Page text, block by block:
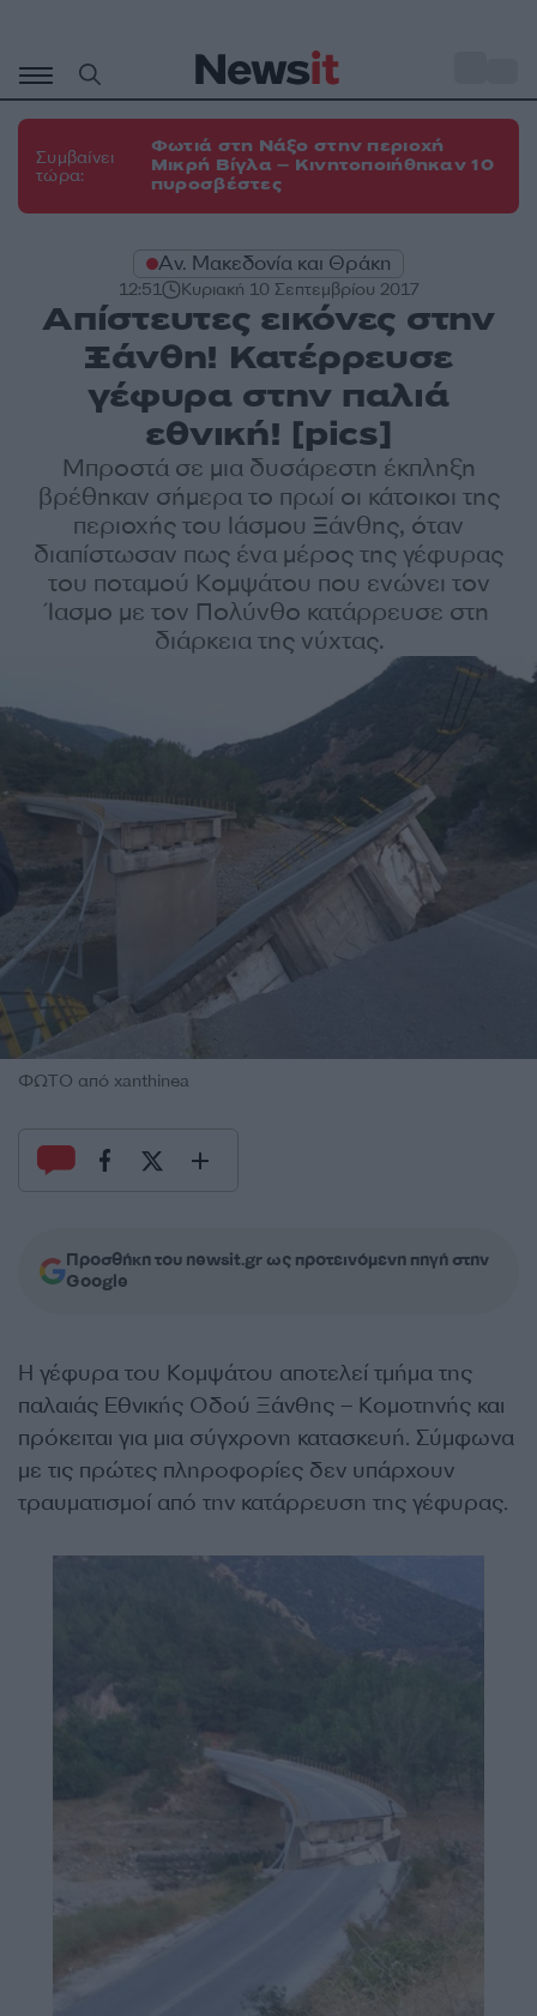
περιεχόμενο
Συμβαίνει
τώρα:
Φωτιά στη Νάξο στην περιοχή
Μικρή Βίγλα – Κινητοποιήθηκαν 10
πυροσβέστες
Αν. Μακεδονία και Θράκη
12:51 Κυριακή 10 Σεπτεμβρίου 2017
Απίστευτες εικόνες στην
Ξάνθη! Κατέρρευσε
γέφυρα στην παλιά
εθνική! [pics]
Μπροστά σε μια δυσάρεστη έκπληξη
βρέθηκαν σήμερα το πρωί οι κάτοικοι της
περιοχής του Ιάσμου Ξάνθης, όταν
διαπίστωσαν πως ένα μέρος της γέφυρας
του ποταμού Κομψάτου που ενώνει τον
Ίασμο με τον Πολύνθο κατάρρευσε στη
διάρκεια της νύχτας.
ΦΩΤΟ από xanthinea
Προσθήκη του newsit.gr ως προτεινόμενη πηγή στην
Google
Η γέφυρα του Κομψάτου αποτελεί τμήμα της
παλαιάς Εθνικής Οδού Ξάνθης – Κομοτηνής και
πρόκειται για μια σύγχρονη κατασκευή. Σύμφωνα
με τις πρώτες πληροφορίες δεν υπάρχουν
τραυματισμοί από την κατάρρευση της γέφυρας.